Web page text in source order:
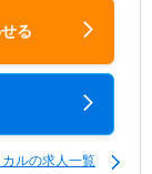
る
ルの求人一覧